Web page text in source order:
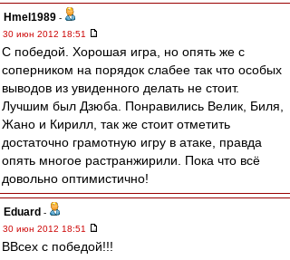
Hmel1989 -
30 июн 2012 18:51
С победой. Хорошая игра, но опять же с
соперником на порядок слабее так что особых
выводов из увиденного делать не стоит.
Лучшим был Дзюба. Понравились Велик, Биля,
Жано и Кирилл, так же стоит отметить
достаточно грамотную игру в атаке, правда
опять многое растранжирили. Пока что всё
довольно оптимистично!
Eduard -
30 июн 2012 18:51
ВВсех с победой!!!